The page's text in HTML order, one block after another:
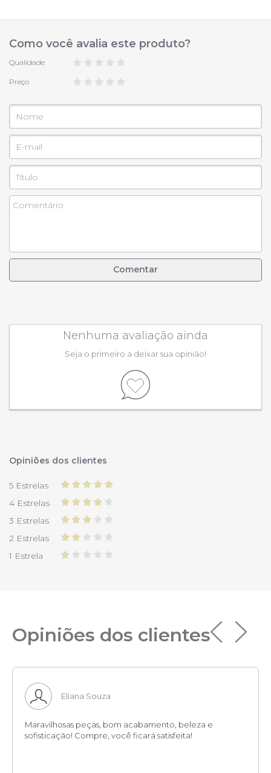
Como você avalia este produto?
Qualidade
Preço
Comentar
Nenhuma avaliação ainda
Seja o primeiro a deixar sua opinião!
Opiniões dos clientes
5 Estrelas
4 Estrelas
3 Estrelas
2 Estrelas
1 Estrela
Opiniões dos clientes
Eliana Souza
Maravilhosas peças, bom acabamento, beleza e
sofisticação! Compre, você ficará satisfeita!